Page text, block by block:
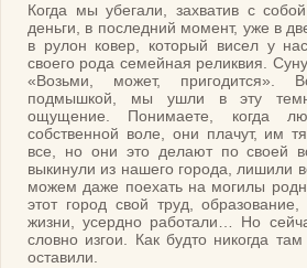
Когда мы убегали, захватив с
деньги, в последний момент, уже в
в рулон ковер, который висел у
своего рода семейная реликвия.
«Возьми, может, пригодится».
подмышкой, мы ушли в эту
ощущение. Понимаете, когда
собственной воле, они плачут, им
все, но они это делают по своей
выкинули из нашего города, лишили
можем даже поехать на могилы
этот город свой труд,
жизни, усердно работали… Но
словно изгои. Как будто никогда
оставили.